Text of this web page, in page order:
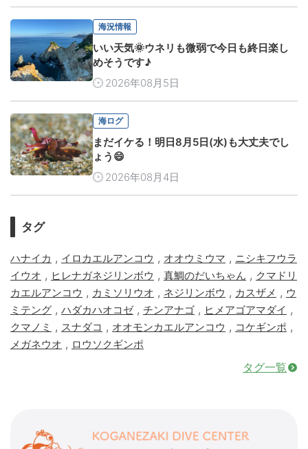
海況情報
いい天気🌞ウネリも微弱で今日も終日楽し
めそうです♪
2026年08月5日
海ログ
まだイケる！明日8月5日(水)も大丈夫でし
ょう😄
2026年08月4日
タグ
ハナイカ , イロカエルアンコウ , オオウミウマ , ニシキフウラ
イウオ , ヒレナガネジリンボウ , 真鯛のだいちゃん , クマドリ
カエルアンコウ , カミソリウオ , ネジリンボウ , カスザメ , ウ
ミテング , ハダカハオコゼ, チンアナゴ , ヒメアゴアマダイ ,
クマノミ , スナダコ , オオモンカエルアンコウ , コケギンポ ,
メガネウオ , ロウソクギンポ
タグ一覧